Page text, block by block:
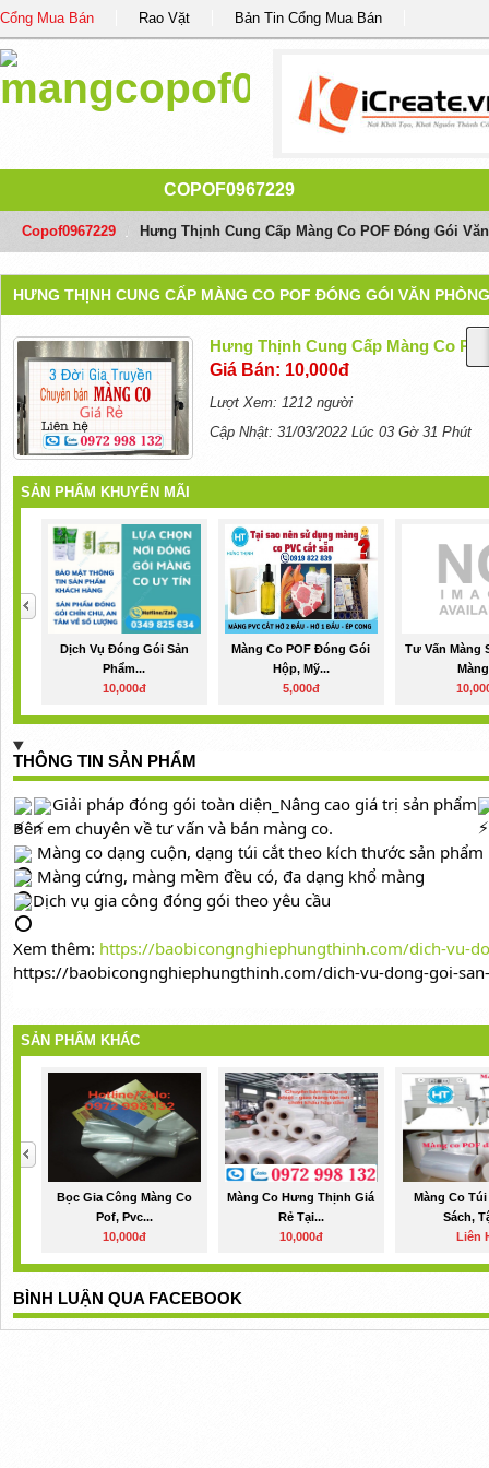
Cổng Mua Bán Rao Vặt Bản Tin Cổng Mua Bán
COPOF0967229
Copof0967229 Hưng Thịnh Cung Cấp Màng Co POF Đóng Gói
HƯNG THỊNH CUNG CẤP MÀNG CO POF ĐÓNG GÓI VĂN
Hưng Thịnh Cung Cấp Màng Co
Giá Bán: 10,000đ
Lượt Xem: 1212 người
Cập Nhật: 31/03/2022 Lúc 03 Gờ 31 Phút
SẢN PHẨM KHUYẾN MÃI
Dịch Vụ Đóng Gói Sản
Phẩm...
10,000đ
Màng Co POF Đóng Gói
Hộp, Mỹ...
5,000đ
Tư Vấn Màng
THÔNG TIN SẢN PHẨM
Giải pháp đóng gói toàn diện_Nâng cao giá trị sản phẩm
Bên em chuyên về tư vấn và bán màng co.
Màng co dạng cuộn, dạng túi cắt theo kích thước sản phẩm
Màng cứng, màng mềm đều có, đa dạng khổ màng
Dịch vụ gia công đóng gói theo yêu cầu
Xem thêm: https://baobicongnghiephungthinh.com/dich-vu-
https://baobicongnghiephungthinh.com/dich-vu-dong-goi-
SẢN PHẨM KHÁC
Bọc Gia Công Màng Co
Pof, Pvc...
10,000đ
Màng Co Hưng Thịnh Giá
Rẻ Tại...
10,000đ
Màng Co
Sách,
Liên
BÌNH LUẬN QUA FACEBOOK